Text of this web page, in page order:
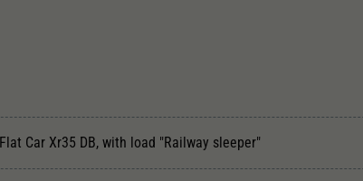
Flat Car Xr35 DB, with load "Railway sleeper"